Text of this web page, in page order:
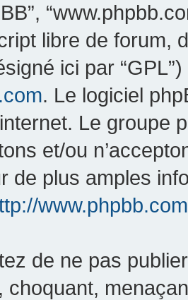
libre de forum,
ici par
. Le logiciel
Le groupe
et/ou
de plus amples
de ne pas
choquant,